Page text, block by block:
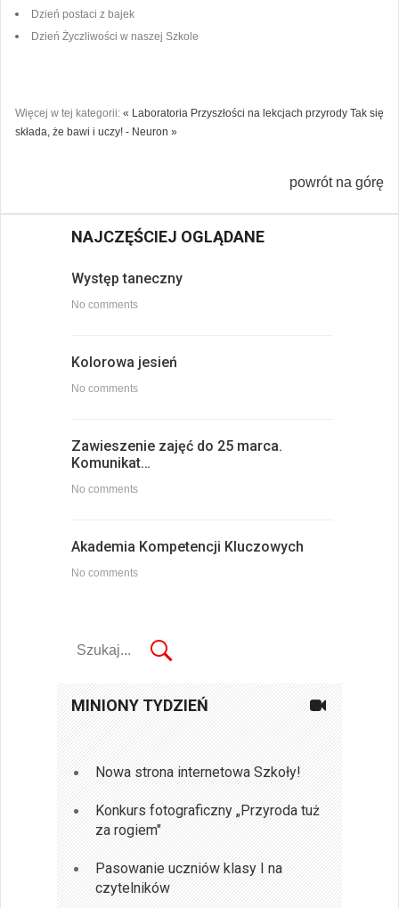
Dzień postaci z bajek
Dzień Życzliwości w naszej Szkole
Więcej w tej kategorii: « Laboratoria Przyszłości na lekcjach przyrody Tak się
składa, że bawi i uczy! - Neuron »
powrót na górę
NAJCZĘŚCIEJ OGLĄDANE
Występ taneczny
No comments
Kolorowa jesień
No comments
Zawieszenie zajęć do 25 marca.
Komunikat…
No comments
Akademia Kompetencji Kluczowych
No comments
MINIONY TYDZIEŃ
Nowa strona internetowa Szkoły!
Konkurs fotograficzny „Przyroda tuż
za rogiem"
Pasowanie uczniów klasy I na
czytelników